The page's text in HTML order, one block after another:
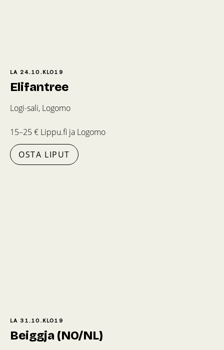
LA 24.10. KLO19
Elifantree
Logi-sali, Logomo
15–25 € Lippu.fi ja Logomo
OSTA LIPUT
LA 31.10. KLO19
Beiggja (NO/NL)